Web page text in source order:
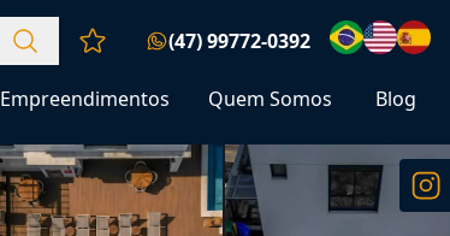
Favoritos (0 itens)
(47) 99772-0392
Empreendimentos Quem Somos Blog